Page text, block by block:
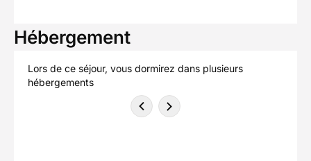
Hébergement
Lors de ce séjour, vous dormirez dans plusieurs
hébergements